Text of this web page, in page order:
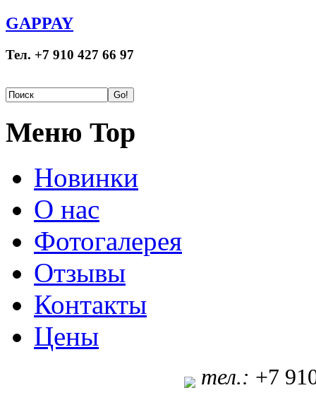
GAPPAY
Тел. +7 910 427 66 97
Меню Top
Новинки
О нас
Фотогалерея
Отзывы
Контакты
Цены
тел.: +7